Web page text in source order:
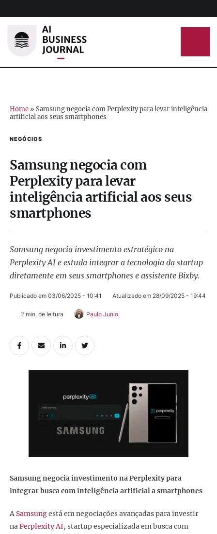
Home » Samsung negocia com Perplexity para levar inteligência
artificial aos seus smartphones
NEGÓCIOS
Samsung negocia com
Perplexity para levar
inteligência artificial aos seus
smartphones
Samsung negocia investimento estratégico na
Perplexity AI e estuda integrar a tecnologia da startup
diretamente em seus smartphones e assistente Bixby.
Publicado em 03/06/2025 - 10:41 Atualizado em 28/09/2025 - 19:44
2 min. de leitura Paulo Junio
Samsung negocia investimento na Perplexity para
integrar busca com inteligência artificial a smartphones
A Samsungestá em negociações avançadas para investir
naPerplexity AI, startup especializada em busca com